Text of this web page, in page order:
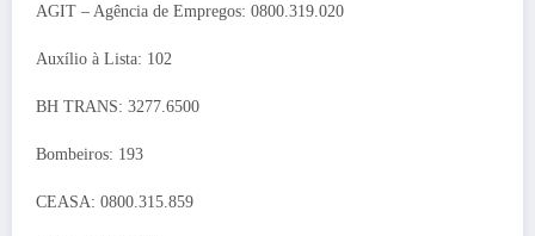
AGIT – Agência de Empregos: 0800.319.020
Auxílio à Lista: 102
BH TRANS: 3277.6500
Bombeiros: 193
CEASA: 0800.315.859